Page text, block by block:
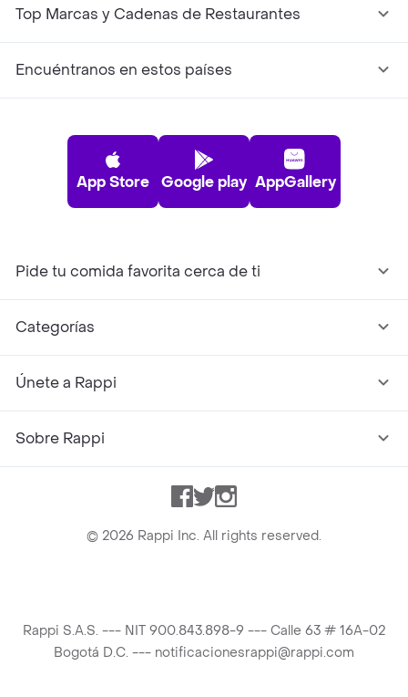
Top Marcas y Cadenas de Restaurantes
Encuéntranos en estos países
App Store Google play AppGallery
Pide tu comida favorita cerca de ti
Categorías
Únete a Rappi
Sobre Rappi
Facebook
TwitterInstagram
© 2026 Rappi Inc. All rights reserved.
Rappi S.A.S. --- NIT 900.843.898-9 --- Calle 63 # 16A-02
Bogotá D.C. --- notificacionesrappi@rappi.com